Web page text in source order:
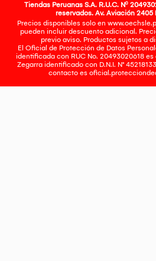
Tiendas Peruanas S.A. R.U.C. Nº
reservados. Av. Aviación 2405
Precios disponibles solo en
pueden incluir descuento adicional.
previo aviso. Productos sujetos a
El Oficial de Protección de Datos
identificada con RUC No. 20493020618
Zegarra identificado con D.N.I. N°
contacto es